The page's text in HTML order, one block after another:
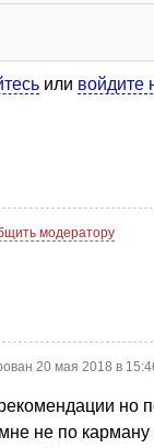
или войдите
модератору
20 мая 2018 в
но
не по